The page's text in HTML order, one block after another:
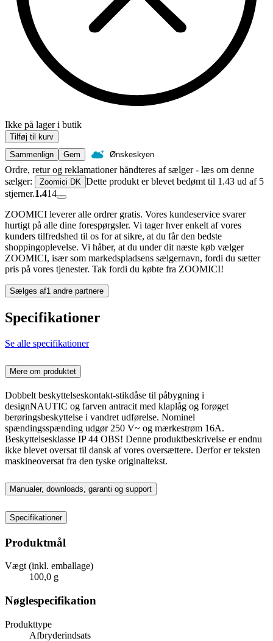
Ikke på lager i butik
Tilføj til kurv
Sammenlign
Gem Ønskeskyen
Ordre, retur og reklamationer håndteres af sælger - læs om denne
sælger:
Zoomici DK Dette produkt er blevet bedømt til 1.43 ud af 5
stjerner.1.414
ZOOMICI leverer alle ordrer gratis. Vores kundeservice svarer
hurtigt på alle dine forespørgsler. Vi tager hver enkelt af vores
kunders tilfredshed til os for at sikre, at du får den bedste
shoppingoplevelse. Vi håber, at du under dit næste køb vælger
ZOOMICI, især som markedspladsens sælgernavn, fordi du sætter
pris på vores tjenester. Tak fordi du købte fra ZOOMICI!
Sælges af1 andre partnere
Specifikationer
Se alle specifikationer
Mere om produktet
Dobbelt beskyttelseskontakt-stikdåse til påbygning i
designNAUTIC og farven antracit med klaplåg og forøget
berøringsbeskyttelse i vandret udførelse. Nominel
spændingsspænding udgør 250 V~ og mærkestrøm 16A.
Beskyttelsesklasse IP 44 OBS! Denne produktbeskrivelse er endnu
ikke blevet oversat til dansk af vores oversættere. Derfor er teksten
maskineoversat fra den tyske originaltekst.
Manualer, downloads, garanti og support
Specifikationer
Produktmål
Vægt (inkl. emballage)
100,0 g
Nøglespecifikation
Produkttype
Afbryderindsats